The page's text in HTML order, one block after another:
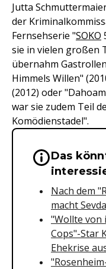
Jutta
der
Fernsehserie "SOKO
sie in vielen großen
übernahm
Himmels Willen"
(2012) oder
war sie zudem Teil
Komödienstadel".
Wichtige
Das
Nach dem
macht
"Wollte von
Cops"-Star
Ehekrise